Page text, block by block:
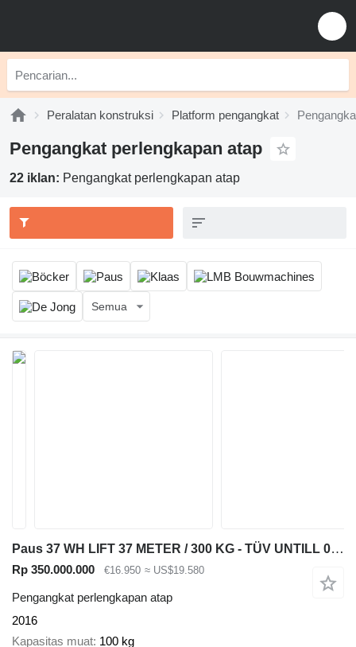
Peralatan konstruksi Platform pengangkat
Pengangkat perlengkapan atap
22 iklan: Pengangkat perlengkapan atap
Semua
Paus 37 WH LIFT 37 METER / 300 KG - TÜV UNTILL 08/2027
Rp 350.000.000 €16.950 ≈ US$19.580
Pengangkat perlengkapan atap
2016
Kapasitas muat 100 kg